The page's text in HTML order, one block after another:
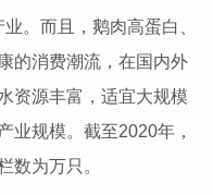
。而且，鹅肉高蛋白、
的消费潮流，在国内外
资源丰富，适宜大规模
业规模。截至2020年，
数为万只。